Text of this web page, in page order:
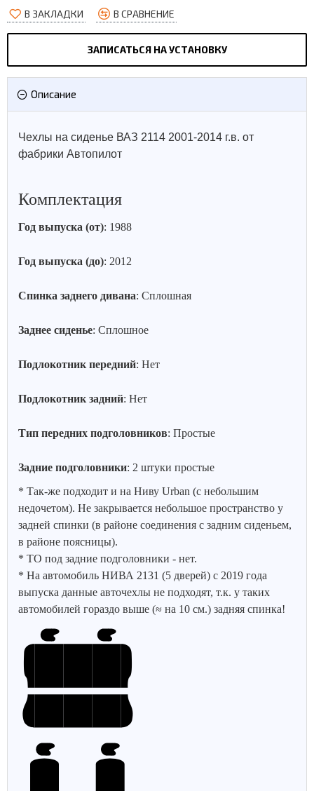
В ЗАКЛАДКИ В СРАВНЕНИЕ
ЗАПИСАТЬСЯ НА УСТАНОВКУ
Описание
Чехлы на сиденье ВАЗ 2114 2001-2014 г.в. от
фабрики Автопилот
Комплектация
Год выпуска (от): 1988
Год выпуска (до): 2012
Спинка заднего дивана: Сплошная
Заднее сиденье: Сплошное
Подлокотник передний: Нет
Подлокотник задний: Нет
Тип передних подголовников: Простые
Задние подголовники: 2 штуки простые
* Так-же подходит и на Ниву Urban (с небольшим
недочетом). Не закрывается небольшое пространство у
задней спинки (в районе соединения с задним сиденьем,
в районе поясницы).
* ТО под задние подголовники - нет.
* На автомобиль НИВА 2131 (5 дверей) с 2019 года
выпуска данные авточехлы не подходят, т.к. у таких
автомобилей гораздо выше (≈ на 10 см.) задняя спинка!